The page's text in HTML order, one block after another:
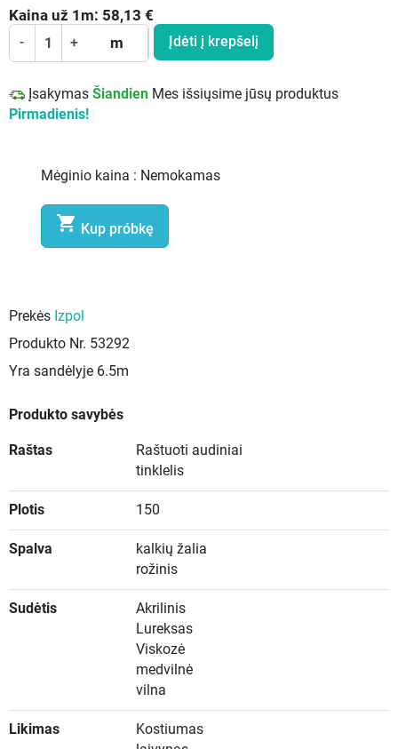
Kaina už 1 m: 58,13 €
- + m Įdėti į krepšelį
Įsakymas Šiandien Mes išsiųsime jūsų produktus
Pirmadienis!
Mėginio kaina : Nemokamas
 Kup próbkę
Prekės Izpol
Produkto Nr. 53292
Yra sandėlyje 6.5m
Produkto savybės
Raštas
Raštuoti audiniai
tinklelis
Plotis 150
Spalva
kalkių žalia
rožinis
Sudėtis
Akrilinis
Lureksas
Viskozė
medvilnė
vilna
Likimas
Kostiumas